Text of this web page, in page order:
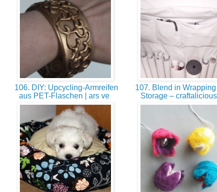
106. DIY: Upcycling-Armreifen
aus PET-Flaschen | ars ve
107. Blend in
Storage –